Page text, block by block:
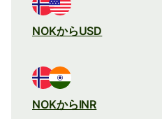
NOKからUSD
NOKからINR